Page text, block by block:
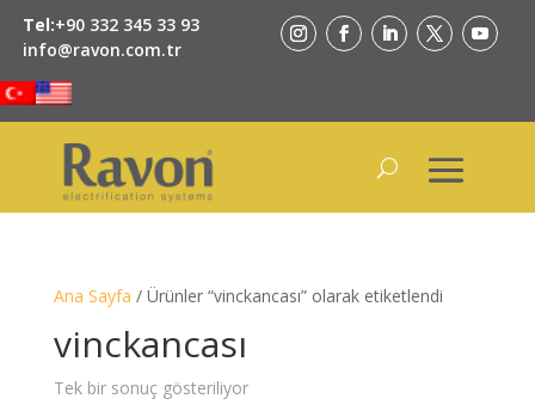
Tel:+90 332 345 33 93
info@ravon.com.tr
Ana Sayfa / Ürünler “vinckancası” olarak etiketlendi
vinckancası
Tek bir sonuç gösteriliyor